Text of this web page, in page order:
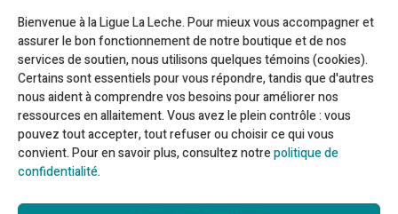
Bienvenue à la Ligue La Leche. Pour mieux vous accompagner et
assurer le bon fonctionnement de notre boutique et de nos
services de soutien, nous utilisons quelques témoins (cookies).
Certains sont essentiels pour vous répondre, tandis que d'autres
nous aident à comprendre vos besoins pour améliorer nos
ressources en allaitement. Vous avez le plein contrôle : vous
pouvez tout accepter, tout refuser ou choisir ce qui vous
convient. Pour en savoir plus, consultez notrepolitique de
confidentialité.
Ressources en allaitement sur le web
À Propos
Rapport annuel 2024-2025
Politiques et règlements
Code de conduite
Politique de confidentialité